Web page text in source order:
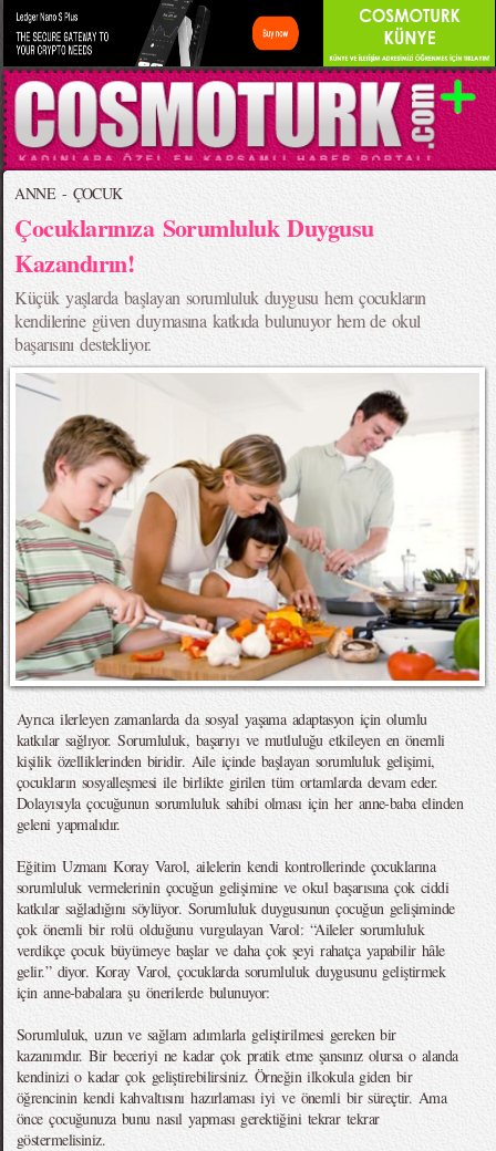
ANNE - ÇOCUK
Çocuklarınıza Sorumluluk Duygusu
Kazandırın!
Küçük yaşlarda başlayan sorumluluk duygusu hem çocukların
kendilerine güven duymasına katkıda bulunuyor hem de okul
başarısını destekliyor.
Ayrıca ilerleyen zamanlarda da sosyal yaşama adaptasyon için olumlu
katkılar sağlıyor. Sorumluluk, başarıyı ve mutluluğu etkileyen en önemli
kişilik özelliklerinden biridir. Aile içinde başlayan sorumluluk gelişimi,
çocukların sosyalleşmesi ile birlikte girilen tüm ortamlarda devam eder.
Dolayısıyla çocuğunun sorumluluk sahibi olması için her anne-baba elinden
geleni yapmalıdır.
Eğitim Uzmanı Koray Varol, ailelerin kendi kontrollerinde çocuklarına
sorumluluk vermelerinin çocuğun gelişimine ve okul başarısına çok ciddi
katkılar sağladığını söylüyor. Sorumluluk duygusunun çocuğun gelişiminde
çok önemli bir rolü olduğunu vurgulayan Varol: “Aileler sorumluluk
verdikçe çocuk büyümeye başlar ve daha çok şeyi rahatça yapabilir hâle
gelir.” diyor. Koray Varol, çocuklarda sorumluluk duygusunu geliştirmek
için anne-babalara şu önerilerde bulunuyor:
Sorumluluk, uzun ve sağlam adımlarla geliştirilmesi gereken bir
kazanımdır. Bir beceriyi ne kadar çok pratik etme şansınız olursa o alanda
kendinizi o kadar çok geliştirebilirsiniz. Örneğin ilkokula giden bir
öğrencinin kendi kahvaltısını hazırlaması iyi ve önemli bir süreçtir. Ama
önce çocuğunuza bunu nasıl yapması gerektiğini tekrar tekrar
göstermelisiniz.